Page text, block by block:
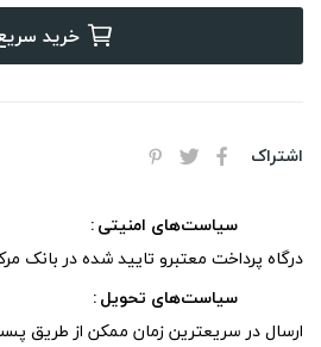
خرید
اشتراک
سیاست‌های امنیتی
درگاه پرداخت معتبرو تایید شده در بانک
سیاست‌های تحویل
ارسال در سریعترین زمان ممکن از طریق